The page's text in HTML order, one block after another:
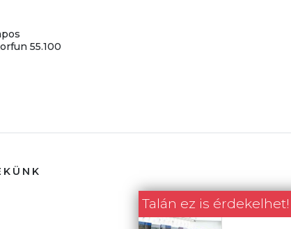
Talán ez is érdekelhet!
55.100